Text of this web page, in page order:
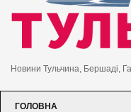
Новини Тульчина, Бершаді,
ГОЛОВНА